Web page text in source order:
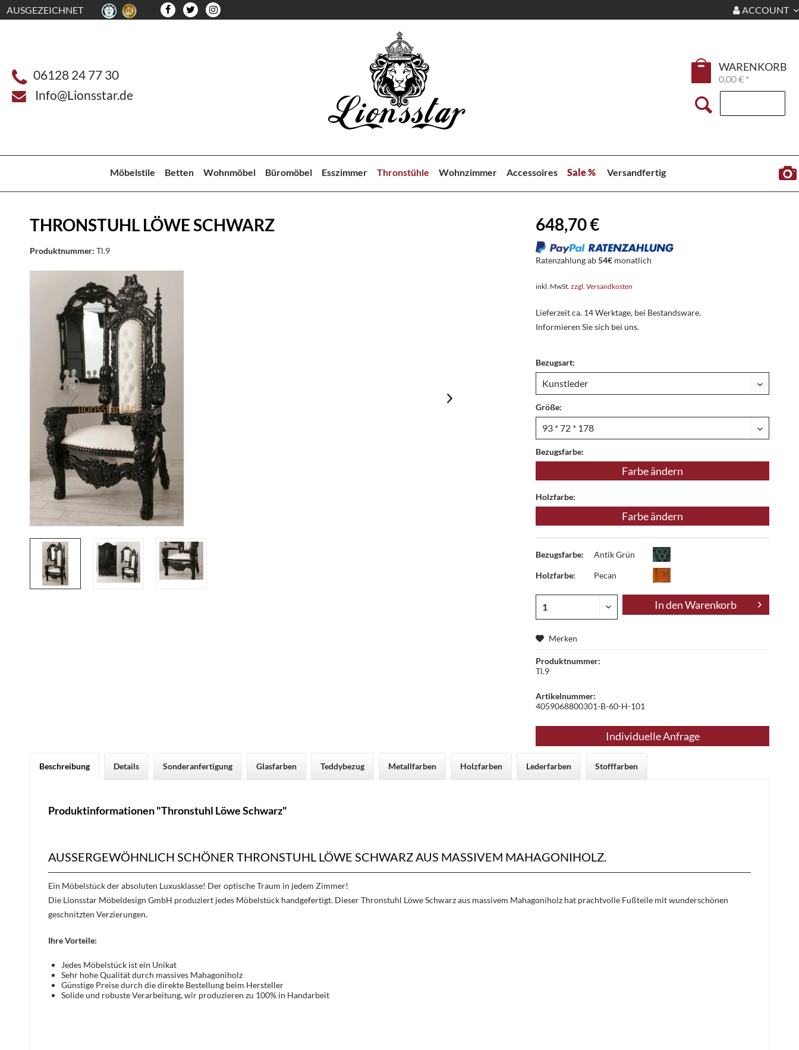
AUSGEZEICHNET ACCOUNT
06128 24 77 30
Info@Lionsstar.de
WARENKORB
0,00 € *
Möbelstile Betten Wohnmöbel Büromöbel Esszimmer Thronstühle Wohnzimmer Accessoires Sale % Versandfertig
THRONSTUHL LÖWE SCHWARZ
Produktnummer: Tl.9
648,70 €
Ratenzahlung ab54€ monatlich
inkl. MwSt.zzgl. Versandkosten
Lieferzeit ca. 14 Werktage, bei Bestandsware.
Informieren Sie sich bei uns.
Bezugsart:
Größe:
Bezugsfarbe:
Farbe ändern
Holzfarbe:
Farbe ändern
Bezugsfarbe: Antik Grün
Holzfarbe: Pecan
In denWarenkorb
Merken
Produktnummer:
Tl.9
Artikelnummer:
4059068800301-B-60-H-101
Individuelle Anfrage
Beschreibung Details Sonderanfertigung Glasfarben Teddybezug Metallfarben Holzfarben Lederfarben Stofffarben
Produktinformationen "Thronstuhl Löwe Schwarz"
AUSSERGEWÖHNLICH SCHÖNER THRONSTUHL LÖWE SCHWARZ AUS MASSIVEM MAHAGONIHOLZ.
Ein Möbelstück der absoluten Luxusklasse! Der optische Traum in jedem Zimmer!
Die Lionsstar Möbeldesign GmbH produziert jedes Möbelstück handgefertigt. Dieser Thronstuhl Löwe Schwarz aus massivem Mahagoniholz hat prachtvolle Fußteile mit wunderschönen
geschnitzten Verzierungen.
Ihre Vorteile:
Jedes Möbelstück ist ein Unikat
Sehr hohe Qualität durch massives Mahagoniholz
Günstige Preise durch die direkte Bestellung beim Hersteller
Solide und robuste Verarbeitung, wir produzieren zu 100% in Handarbeit